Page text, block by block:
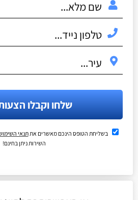
שלחו וקבלו
בשליחת הטופס הינכם מאשרים אתתנאי
השירות ניתן בחינם!